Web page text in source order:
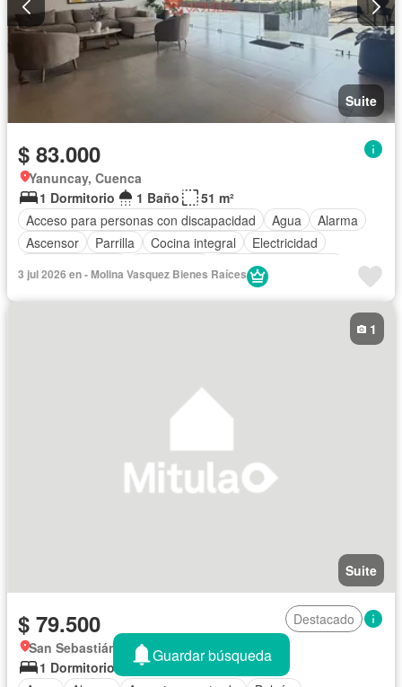
Suite
$ 83.000
Yanuncay, Cuenca
1 Dormitorio
1 Baño
51 m²
Acceso para personas con discapacidad
Agua
Alarma
Ascensor
Parrilla Cocina integral
Electricidad
Garita de guardianía
Internet
Vista panorámica
3 jul 2026 en - Molina Vasquez Bienes Raíces
Suite
1
$ 79.500
Destacado
San Sebastián, Cuenca
1 Dormitorio
2 Baños
54 m²
Guardar búsqueda